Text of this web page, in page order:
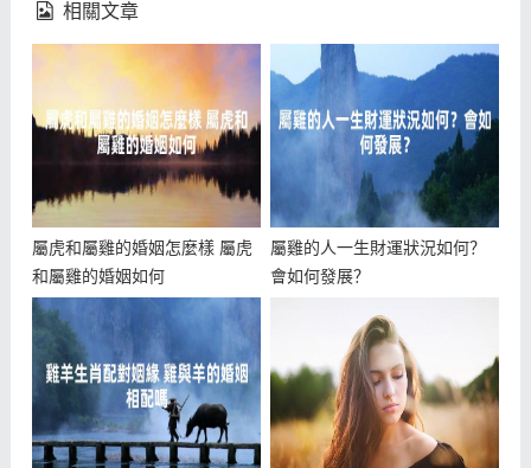
相關文章
屬虎和屬雞的婚姻怎麼樣 屬虎
和屬雞的婚姻如何
屬雞的人一生財運狀況如何？
會如何發展？